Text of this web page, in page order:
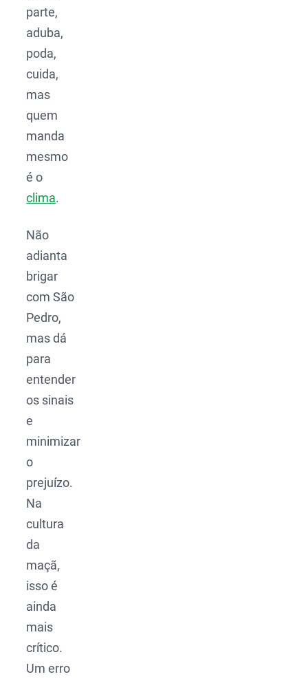
parte,
aduba,
poda,
cuida,
mas
quem
manda
mesmo
é o
clima.
Não
adianta
brigar
com São
Pedro,
mas dá
para
entender
os sinais
e
minimizar
o
prejuízo.
Na
cultura
da
maçã,
isso é
ainda
mais
crítico.
Um erro